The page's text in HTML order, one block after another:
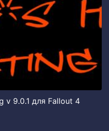
v 9.0.1 для Fallout 4